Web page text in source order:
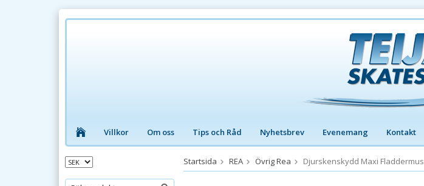
Villkor Om oss Tips och Råd Nyhetsbrev Evenemang Kontakt
Startsida REA Övrig Rea Djurskenskydd Maxi Fladdermus